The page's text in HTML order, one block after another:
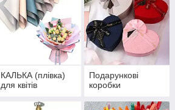
КАЛЬКА (плівка)
для квітів
Подарункові
коробки